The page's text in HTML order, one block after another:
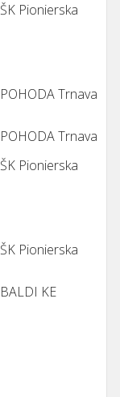
ŠK Pionierska
POHODA Trnava
POHODA Trnava
ŠK Pionierska
ŠK Pionierska
BALDI KE